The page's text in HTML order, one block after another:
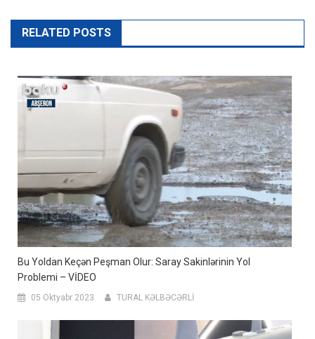
RELATED POSTS
Bu Yoldan Keçən Peşman Olur: Saray Sakinlərinin Yol
Problemi – VİDEO
05 Oktyabr 2023 TURAL KƏLBƏCƏRLİ